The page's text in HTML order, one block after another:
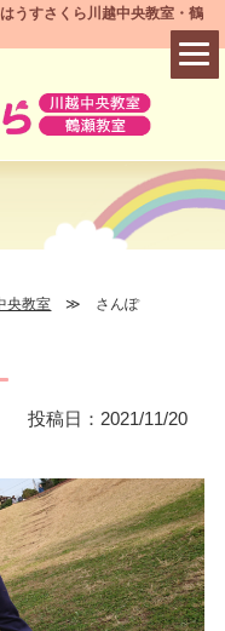
うすさくら川越中央教室・鶴
央教室 さんぽ
投稿日：2021/11/20